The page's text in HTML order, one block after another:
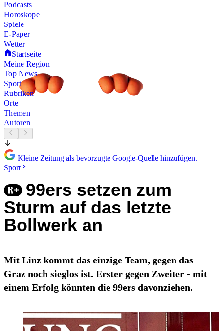
Podcasts
Horoskope
Spiele
E-Paper
Wetter
Startseite
Meine Region
Top News
Sport
Rubriken
Orte
Themen
Autoren
Kleine Zeitung als bevorzugte Google-Quelle hinzufügen.
Sport
99ers setzen zum
Sturm auf das letzte
Bollwerk an
Mit Linz kommt das einzige Team, gegen das
Graz noch sieglos ist. Erster gegen Zweiter - mit
einem Erfolg könnten die 99ers davonziehen.